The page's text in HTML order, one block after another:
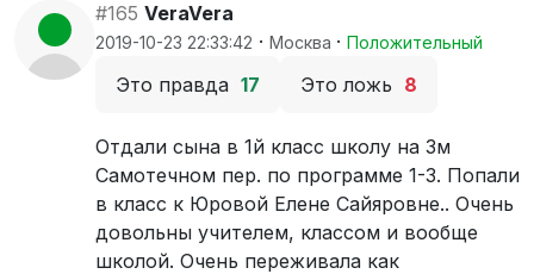
#165 VeraVera
2019-10-23 22:33:42 · Москва · Положительный
Это правда 17 Это ложь 8
Отдали сына в 1й класс школу на 3м
Самотечном пер. по программе 1-3. Попали
в класс к Юровой Елене Сайяровне.. Очень
довольны учителем, классом и вообще
школой. Очень переживала как